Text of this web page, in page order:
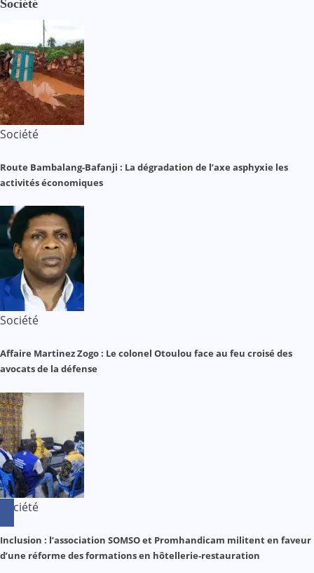
Société
Société
Route Bambalang-Bafanji : La dégradation de l’axe asphyxie les
activités économiques
Société
Affaire Martinez Zogo : Le colonel Otoulou face au feu croisé des
avocats de la défense
Société
Inclusion : l’association SOMSO et Promhandicam militent en faveur
d’une réforme des formations en hôtellerie-restauration